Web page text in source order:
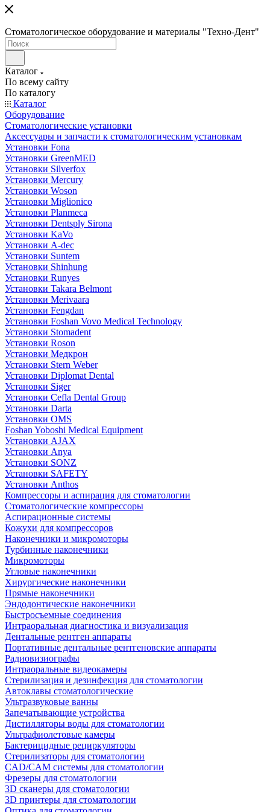
Стоматологическое оборудование и материалы "Техно-Дент"
Каталог
По всему сайту
По каталогу
Каталог
Оборудование
Стоматологические установки
Аксессуары и запчасти к стоматологическим установкам
Установки Fona
Установки GreenMED
Установки Silverfox
Установки Mercury
Установки Woson
Установки Miglionico
Установки Planmeca
Установки Dentsply Sirona
Установки KaVo
Установки A-dec
Установки Suntem
Установки Shinhung
Установки Runyes
Установки Takara Belmont
Установки Merivaara
Установки Fengdan
Установки Foshan Vovo Medical Technology
Установки Stomadent
Установки Roson
Установки Медкрон
Установки Stern Weber
Установки Diplomat Dental
Установки Siger
Установки Cefla Dental Group
Установки Darta
Установки OMS
Foshan Yoboshi Medical Equipment
Установки AJAX
Установки Anya
Установки SONZ
Установки SAFETY
Установки Anthos
Компрессоры и аспирация для стоматологии
Стоматологические компрессоры
Аспирационные системы
Кожухи для компрессоров
Наконечники и микромоторы
Турбинные наконечники
Микромоторы
Угловые наконечники
Хирургические наконечники
Прямые наконечники
Эндодонтические наконечники
Быстросъемные соединения
Интраоральная диагностика и визуализация
Дентальные рентген аппараты
Портативные дентальные рентгеновские аппараты
Радиовизиографы
Интраоральные видеокамеры
Стерилизация и дезинфекция для стоматологии
Автоклавы стоматологические
Ультразвуковые ванны
Запечатывающие устройства
Дистилляторы воды для стоматологии
Ультрафиолетовые камеры
Бактерицидные рециркуляторы
Стерилизаторы для стоматологии
CAD/CAM системы для стоматологии
Фрезеры для стоматологии
3D cканеры для стоматологии
3D принтеры для стоматологии